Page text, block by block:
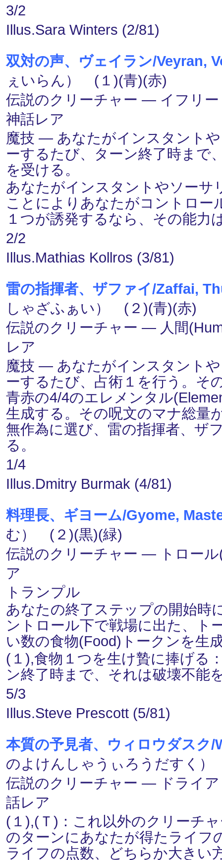
3/2
Illus.Sara Winters (2/81)
双対の声、ヴェイラン/Veyran,
ぇいらん） (１)(青)(赤)
伝説のクリーチャー ― イフリ
神話レア
魔技 ― あなたがインスタント
ーするたび、ターン終了時まで
を受ける。
あなたがインスタントやソーサ
ことによりあなたがコントロー
１つが誘発するなら、その能力
2/2
Illus.Mathias Kollros (3/81)
雷の指揮者、ザファイ/Zaffai,
しゃざふぁい） (２)(青)(赤)
伝説のクリーチャー ― 人間
レア
魔技 ― あなたがインスタント
ーするたび、占術１を行う。そ
青赤の4/4のエレメンタル
生成する。その呪文のマナ総量
無作為に選び、雷の指揮者、ザ
る。
1/4
Illus.Dmitry Burmak (4/81)
料理長、ギヨーム/Gyome,
む） (２)(黒)(緑)
伝説のクリーチャー ― トロー
ア
トランプル
あなたの終了ステップの開始時
ントロール下で戦場に出た、ト
い数の食物(Food)トークンを生
(１),食物１つを生け贄に捧げる
ン終了時まで、それは破壊不能
5/3
Illus.Steve Prescott (5/81)
本質の予見者、ウィロウダス
のよけんしゃうぃろうだすく
伝説のクリーチャー ― ドライ
話レア
(１),(Ｔ)：これ以外のクリーチ
のターンにあなたが得たライフ
ライフの点数、どちらか大きい